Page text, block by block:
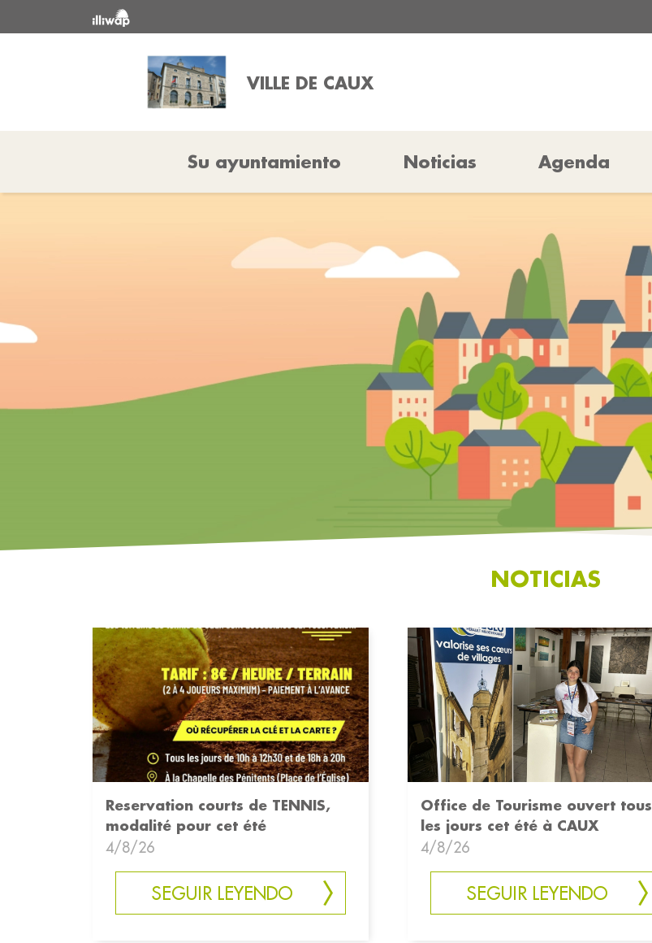
VILLE DE CAUX
Su ayuntamiento Noticias Agenda
NOTICIAS
Reservation courts de TENNIS,
modalité pour cet été
4/8/26
SEGUIR LEYENDO
Office de Tourisme ouvert tous
les jours cet été à CAUX
4/8/26
SEGUIR LEYENDO